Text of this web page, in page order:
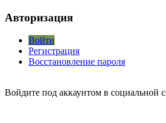
Авторизация
Войти
Регистрация
Восстановление пароля
Войдите под аккаунтом в социальной